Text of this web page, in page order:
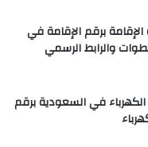
برقم الإقامة في
في السعودية برقم